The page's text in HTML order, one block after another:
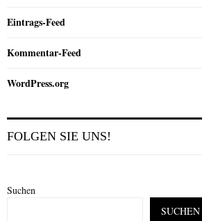
Eintrags-Feed
Kommentar-Feed
WordPress.org
FOLGEN SIE UNS!
Suchen
SUCHEN